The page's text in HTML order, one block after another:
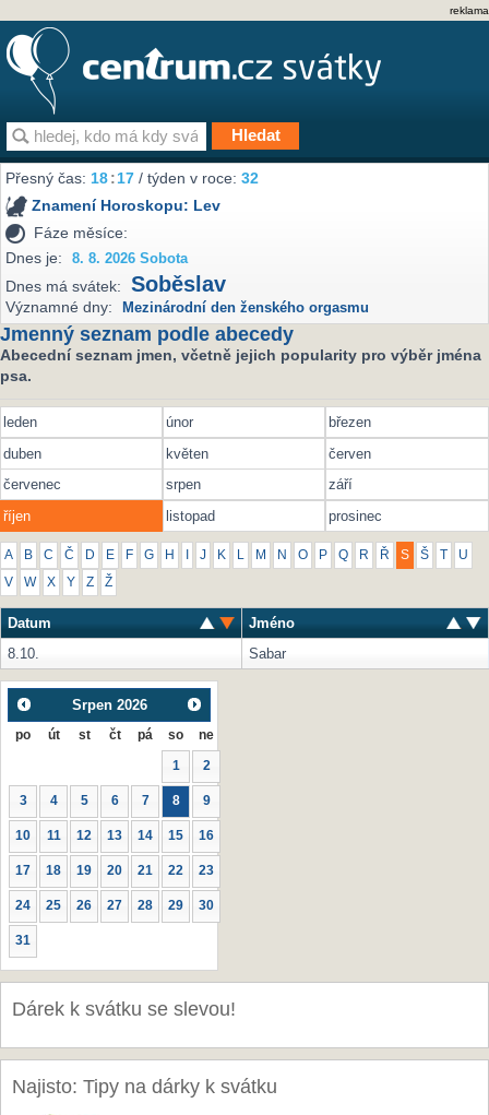
reklama
Přesný čas:18:17 / týden v roce:32
Znamení Horoskopu: Lev
Fáze měsíce:
Dnes je:
8. 8. 2026 Sobota
Dnes má svátek: Soběslav
Významné dny: Mezinárodní den ženského orgasmu
Jmenný seznam podle abecedy
Abecední seznam jmen, včetně jejich popularity pro výběr jména
psa.
leden únor
březen
duben
květen
červen
červenec
srpen
září
říjen
listopad prosinec
A B C Č D E F G H J K L M N O P Q R Ř S Š U
V W X Y Z Ž
Datum
Jméno
8.10.
Sabar
Srpen 2026
po út st čt pá so ne
1 2
3 4 5 6 7 8 9
10 11 12 13 14 15 16
17 18 19 20 21 22 23
24 25 26 27 28 29 30
31
Dárek k svátku se slevou!
Najisto: Tipy na dárky k svátku